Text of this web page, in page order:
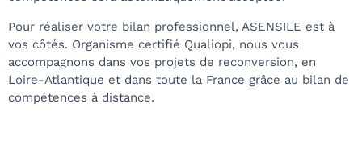
Pour réaliser votre bilan professionnel, ASENSILE est à
vos côtés. Organisme certifié Qualiopi, nous vous
accompagnons dans vos projets de reconversion, en
Loire-Atlantique et dans toute la France grâce au bilan de
compétences à distance.